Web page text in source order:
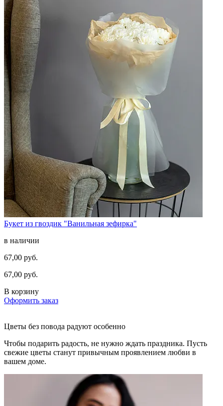
Букет из гвоздик "Ванильная зефирка"
в наличии
67,00 руб.
67,00 руб.
В корзину
Оформить заказ
Цветы без повода радуют особенно
Чтобы подарить радость, не нужно ждать праздника. Пусть
свежие цветы станут привычным проявлением любви в
вашем доме.